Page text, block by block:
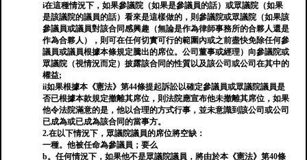
i在這種情況下，如果參議院（如果是參議員的話）或眾議院（如果
是該議院的議員的話）看來是這樣做的，則參議院或眾議院（如果該
參議員或議員對該合同感興趣（無論是作為律師事務所的合夥人還是
作為合夥人），則可在任何切實可行的範圍內或之前盡快免除任何參
議員或議員根據本條規定騰出的席位。公司董事或經理）向參議院或
眾議院（視情況而定）披露該合同的性質以及該公司或公司在其中的
權益;
ii如果根據本《憲法》第44條提起訴訟以確定參議員或眾議院議員是
否已根據本款規定撤離其席位，則法院應宣布他未撤離其席位，如果
他令法院滿意的是，他以合理的方式行事，並未意識到該公司或公司
已成為或已成為該合同的當事方。
2.在以下情況下，眾議院議員的席位將空缺：
一種。他被任命為參議員；要么
b。任何情況下，如果他不是眾議院議員，將由於本《憲法》第40條